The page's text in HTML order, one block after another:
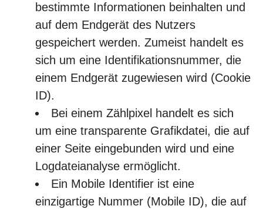
bestimmte Informationen beinhalten und
auf dem Endgerät des Nutzers
gespeichert werden. Zumeist handelt es
sich um eine Identifikationsnummer, die
einem Endgerät zugewiesen wird (Cookie
ID).
Bei einem Zählpixel handelt es sich
um eine transparente Grafikdatei, die auf
einer Seite eingebunden wird und eine
Logdateianalyse ermöglicht.
Ein Mobile Identifier ist eine
einzigartige Nummer (Mobile ID), die auf